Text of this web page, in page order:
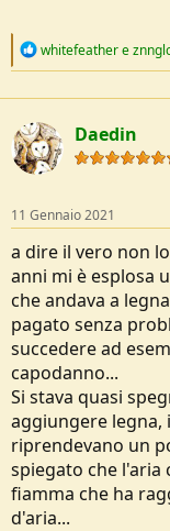
R
c
t
i
o
n
whitefeathere
Daedin
11 Gennaio 2021
a dire il vero non
anni mi è esplosa
che andava a
pagato senza
succedere ad
capodanno...
Si stava quasi
aggiungere legna,
riprendevano un
spiegato che l'aria
fiamma che ha
d'aria...